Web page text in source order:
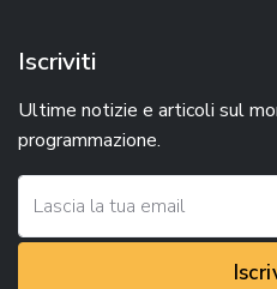
Iscriviti
Ultime notizie e articoli sul
programmazione.